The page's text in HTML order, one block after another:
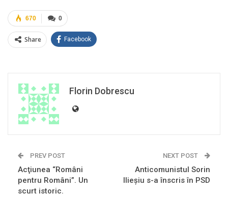
0
670
Share Facebook
Florin Dobrescu
PREV POST
Acţiunea “Români
pentru Români”. Un
scurt istoric.
NEXT POST
Anticomunistul Sorin
Ilieşiu s-a înscris în PSD